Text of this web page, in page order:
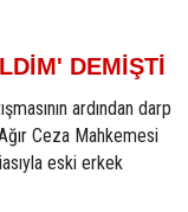
DEMİŞTİ
ardından darp
Ceza Mahkemesi
eski erkek